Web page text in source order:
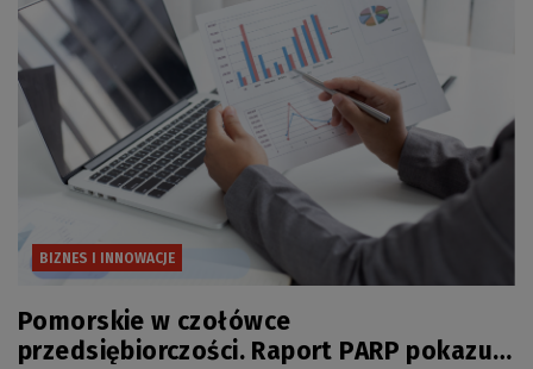
BIZNES I INNOWACJE
Pomorskie w czołówce
przedsiębiorczości. Raport PARP pokazuje